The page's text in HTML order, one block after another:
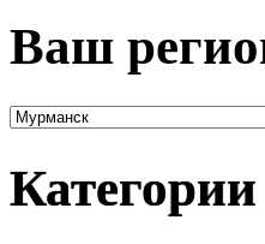
Ваш
Категории